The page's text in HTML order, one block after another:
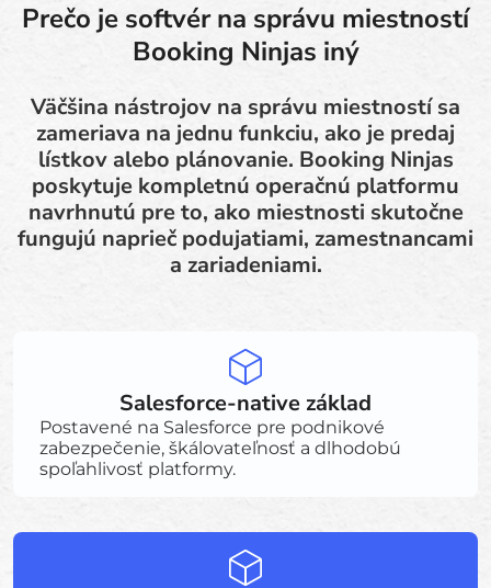
Prečo je softvér na správu miestností
Booking Ninjas iný
Väčšina nástrojov na správu miestností sa
zameriava na jednu funkciu, ako je predaj
lístkov alebo plánovanie. Booking Ninjas
poskytuje kompletnú operačnú platformu
navrhnutú pre to, ako miestnosti skutočne
fungujú naprieč podujatiami, zamestnancami
a zariadeniami.
Salesforce-native základ
Postavené na Salesforce pre podnikové
zabezpečenie, škálovateľnosť a dlhodobú
spoľahlivosť platformy.